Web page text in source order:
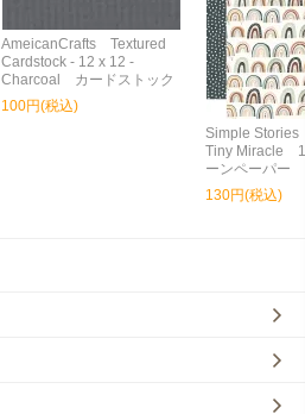
AmeicanCrafts Textured
Cardstock - 12 x 12 -
Charcoal カードストック
100円(税込)
Simple
Tiny Miracle
ーンペーパー
130円(税込)